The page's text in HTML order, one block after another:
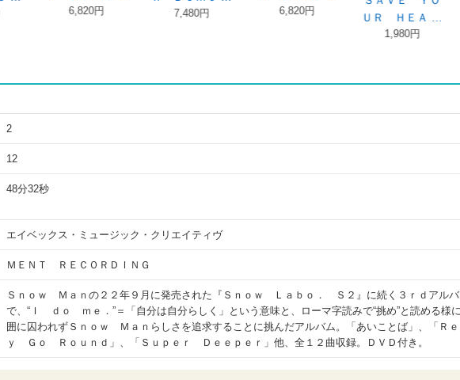
ＢＡＮＧ！！ …
ＳＡＶＥ Ｙ …
盤Ａ／ＤＶＤ …
盤Ａ／Ｂｌｕ …
Ｓｎｏ
2
12
48分32秒
エイベックス・ミュージック・クリエイティヴ
ＭＥＮＴ ＲＥＣＯＲＤＩＮＧ
Ｓｎｏｗ Ｍａｎの２２年９月に発売された『Ｓｎｏｗ Ｌａｂｏ． Ｓ２』に続く３ｒｄアルバ
で、“Ｉ ｄｏ ｍｅ．”＝「自分は自分らしく」という意味と、ローマ字読みで“挑め”と読める様
囲に囚われずＳｎｏｗ Ｍａｎらしさを追求することに挑んだアルバム。「あいことば」、「Ｒｅ
ｙ Ｇｏ Ｒｏｕｎｄ」、「Ｓｕｐｅｒ Ｄｅｅｐｅｒ」他、全１２曲収録。ＤＶＤ付き。